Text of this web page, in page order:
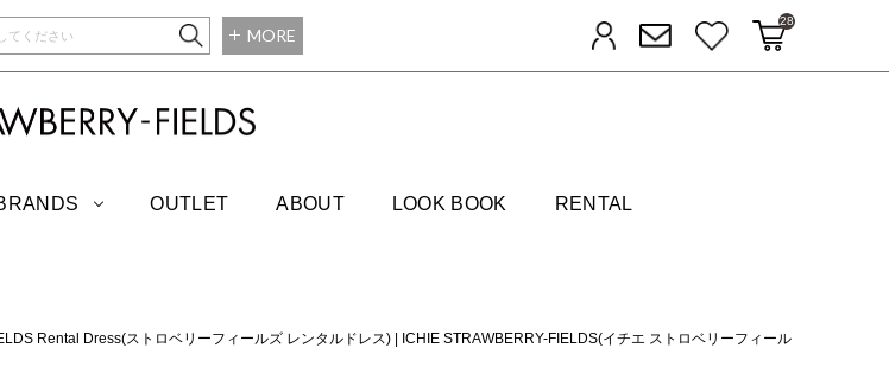
MORE ログイン メルマガ登録お気に入りカートに入れる
28
OUTLET ABOUT LOOK BOOK RENTAL
Rental Dress(ストロベリーフィールズ レンタルドレス)
ICHIE STRAWBERRY-FIELDS(イチエ ストロベリーフィール